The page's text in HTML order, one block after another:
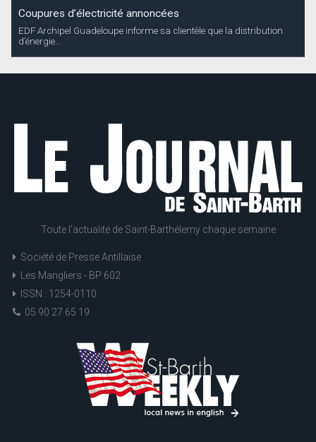
Coupures d’électricité annoncées
EDF Archipel Guadeloupe informe sa clientèle que la distribution
d’énergie...
Toute l'actualité de Saint-Barthélemy chaque semaine
Société de Presse Antillaise
Les Mangliers - BP 602
ISSN : 1254-0110
05 90 27 65 19